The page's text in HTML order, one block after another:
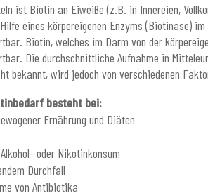
ist Biotin an Eiweiße (z.B. in Innereien,
eines körpereigenen Enzyms (Biotinase)
Biotin, welches im Darm von der
Die durchschnittliche Aufnahme in
bekannt, wird jedoch von verschiedenen
besteht bei:
Ernährung und Diäten
oder Nikotinkonsum
Durchfall
von Antibiotika